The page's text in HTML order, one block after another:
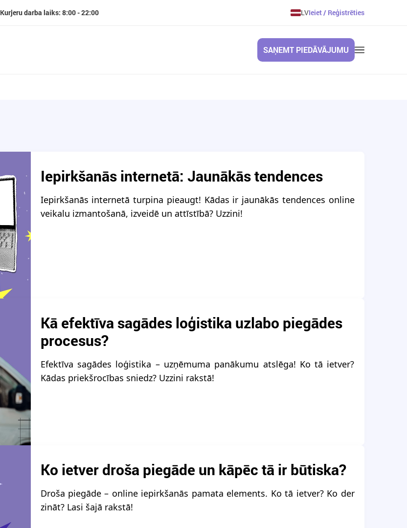
Kurjeru darba laiks: 8:00 - 22:00 LVIeiet / Reģistrēties
SAŅEMT PIEDĀVĀJUMU
Iepirkšanās internetā: Jaunākās tendences
Iepirkšanās internetā turpina pieaugt! Kādas ir jaunākās tendences online
veikalu izmantošanā, izveidē un attīstībā? Uzzini!
Kā efektīva sagādes loģistika uzlabo piegādes
procesus?
Efektīva sagādes loģistika – uzņēmuma panākumu atslēga! Ko tā ietver?
Kādas priekšrocības sniedz? Uzzini rakstā!
Ko ietver droša piegāde un kāpēc tā ir būtiska?
Droša piegāde – online iepirkšanās pamata elements. Ko tā ietver? Ko der
zināt? Lasi šajā rakstā!